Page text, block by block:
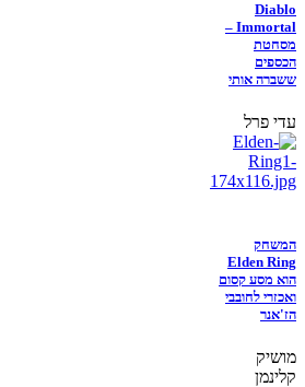
Diablo
Immortal –
מסחטת
הכספים
ששברה אותי
עדי פרל
המשחק
Elden Ring
הוא מסע קסום
ואכזרי לחובבי
הז'אנר
מושיק
קלינמן